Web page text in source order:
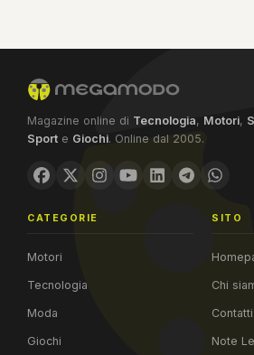
Magazine online di Tecnologia, Motori,
Sport e Giochi. Online dal 2005.
CATEGORIE
Motori
Tecnologia
Moda
Giochi
SITO
Chi
Contatti
Note